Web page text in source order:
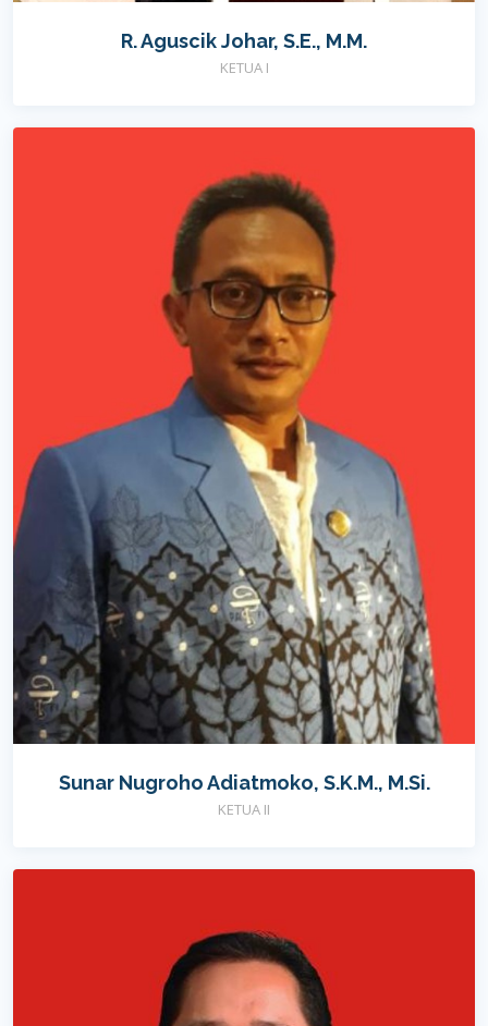
R. Aguscik Johar, S.E., M.M.
KETUA I
Sunar Nugroho Adiatmoko, S.K.M., M.Si.
KETUA II